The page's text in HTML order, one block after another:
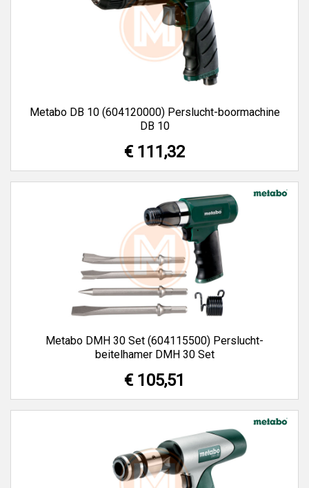
Metabo DB 10 (604120000) Perslucht-boormachine
DB 10
€ 111,32
Metabo DMH 30 Set (604115500) Perslucht-
beitelhamer DMH 30 Set
€ 105,51